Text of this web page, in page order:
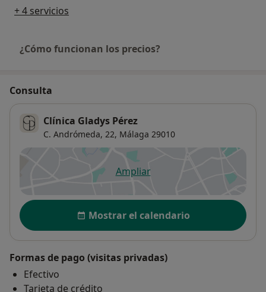
+ 4 servicios
¿Cómo funcionan los precios?
Consulta
Clínica Gladys Pérez
C. Andrómeda, 22, Málaga 29010
Ampliarse abre en una nueva
Disponibilidad
Mostrar el calendario
Formas de pago (visitas privadas)
Efectivo
Tarjeta de crédito